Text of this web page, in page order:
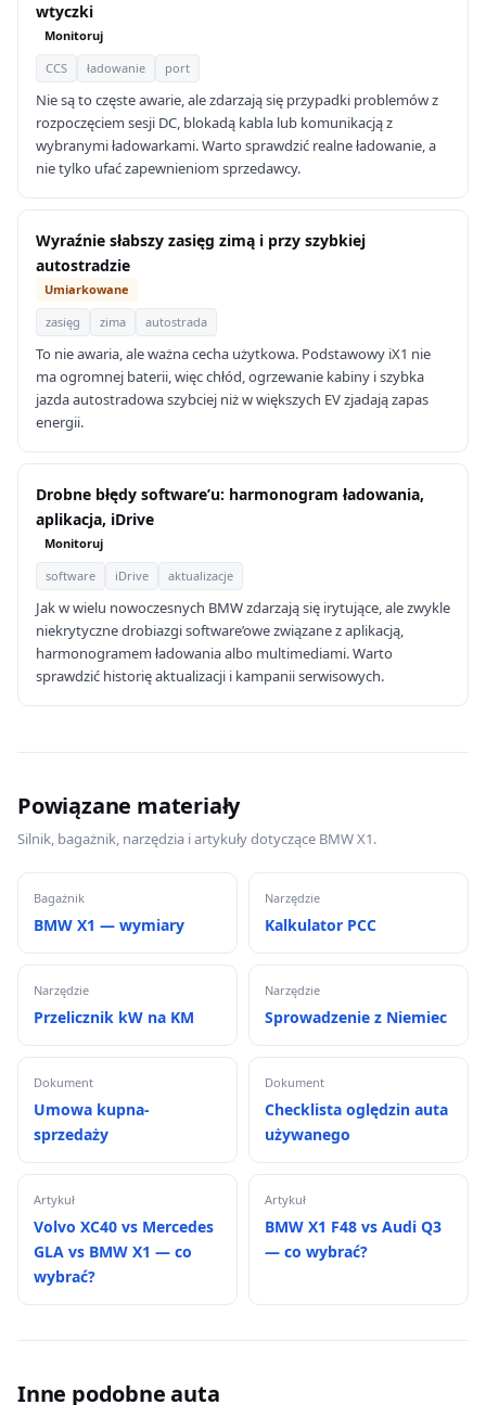
wtyczki
Monitoruj
CCS
ładowanie port
Nie są to częste awarie, ale zdarzają się przypadki problemów z
rozpoczęciem sesji DC, blokadą kabla lub komunikacją z
wybranymi ładowarkami. Warto sprawdzić realne ładowanie, a
nie tylko ufać zapewnieniom sprzedawcy.
Wyraźnie słabszy zasięg zimą i przy szybkiej
autostradzie
Umiarkowane
zasięg
zima autostrada
To nie awaria, ale ważna cecha użytkowa. Podstawowy iX1 nie
ma ogromnej baterii, więc chłód, ogrzewanie kabiny i szybka
jazda autostradowa szybciej niż w większych EV zjadają zapas
energii.
Drobne błędy software’u: harmonogram ładowania,
aplikacja, iDrive
Monitoruj
software
iDrive aktualizacje
Jak w wielu nowoczesnych BMW zdarzają się irytujące, ale zwykle
niekrytyczne drobiazgi software’owe związane z aplikacją,
harmonogramem ładowania albo multimediami. Warto
sprawdzić historię aktualizacji i kampanii serwisowych.
Powiązane materiały
Silnik, bagażnik, narzędzia i artykuły dotyczące BMW X1.
Bagażnik
BMW X1 — wymiary
Narzędzie
Kalkulator PCC
Narzędzie
Przelicznik kW na KM
Narzędzie
Sprowadzenie z Niemiec
Dokument
Umowa kupna-
sprzedaży
Dokument
Checklista oględzin auta
używanego
Artykuł
Volvo XC40 vs Mercedes
GLA vs BMW X1 — co
wybrać?
Artykuł
BMW X1 F48 vs Audi Q3
— co wybrać?
Inne podobne auta